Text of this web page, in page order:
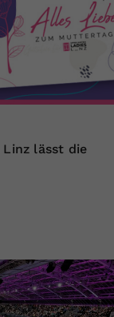
Linz lässt die